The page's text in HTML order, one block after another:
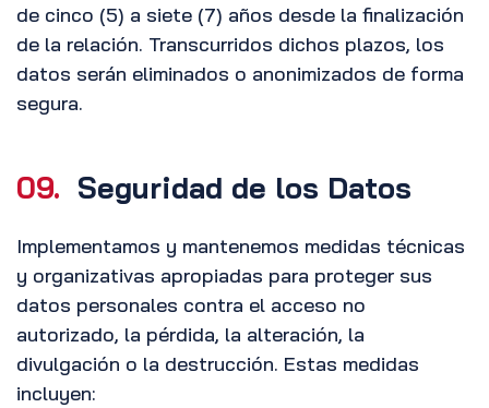
de cinco (5) a siete (7) años desde la finalización
de la relación. Transcurridos dichos plazos, los
datos serán eliminados o anonimizados de forma
segura.
09. Seguridad de los Datos
Implementamos y mantenemos medidas técnicas
y organizativas apropiadas para proteger sus
datos personales contra el acceso no
autorizado, la pérdida, la alteración, la
divulgación o la destrucción. Estas medidas
incluyen: